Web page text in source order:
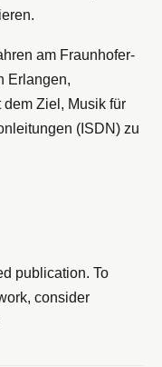
am Fraunhofer-
Erlangen,
Ziel, Musik für
(ISDN) zu
publication. To
consider